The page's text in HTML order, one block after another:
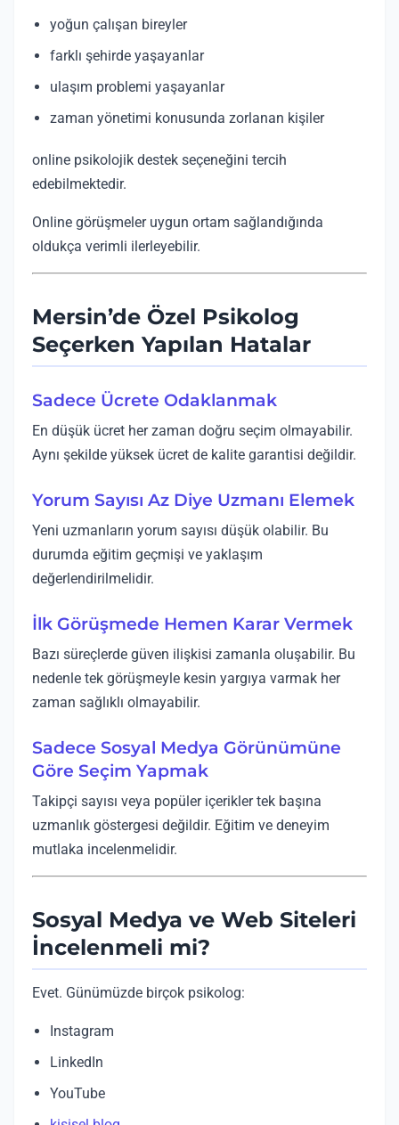
yoğun çalışan bireyler
farklı şehirde yaşayanlar
ulaşım problemi yaşayanlar
zaman yönetimi konusunda zorlanan kişiler
online psikolojik destek seçeneğini tercih
edebilmektedir.
Online görüşmeler uygun ortam sağlandığında
oldukça verimli ilerleyebilir.
Mersin’de Özel Psikolog
Seçerken Yapılan Hatalar
Sadece Ücrete Odaklanmak
En düşük ücret her zaman doğru seçim olmayabilir.
Aynı şekilde yüksek ücret de kalite garantisi değildir.
Yorum Sayısı Az Diye Uzmanı Elemek
Yeni uzmanların yorum sayısı düşük olabilir. Bu
durumda eğitim geçmişi ve yaklaşım
değerlendirilmelidir.
İlk Görüşmede Hemen Karar Vermek
Bazı süreçlerde güven ilişkisi zamanla oluşabilir. Bu
nedenle tek görüşmeyle kesin yargıya varmak her
zaman sağlıklı olmayabilir.
Sadece Sosyal Medya Görünümüne
Göre Seçim Yapmak
Takipçi sayısı veya popüler içerikler tek başına
uzmanlık göstergesi değildir. Eğitim ve deneyim
mutlaka incelenmelidir.
Sosyal Medya ve Web Siteleri
İncelenmeli mi?
Evet. Günümüzde birçok psikolog:
Instagram
LinkedIn
YouTube